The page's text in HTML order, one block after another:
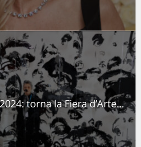
torna la Fiera d’Arte...